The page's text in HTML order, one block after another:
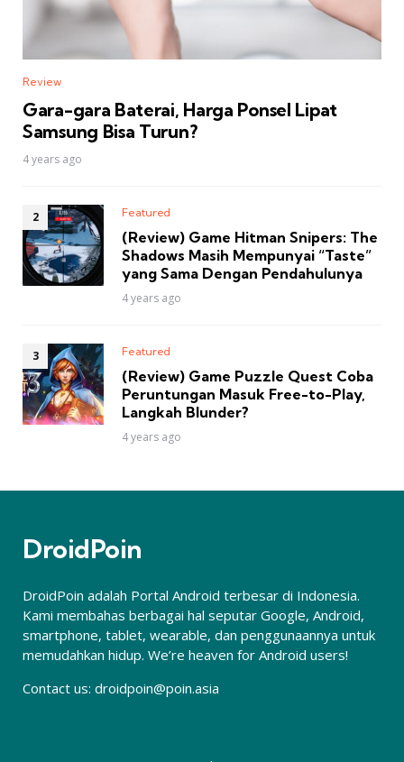
Review
Gara-gara Baterai, Harga Ponsel Lipat
Samsung Bisa Turun?
4 years ago
Featured
(Review) Game Hitman Snipers: The
Shadows Masih Mempunyai “Taste”
yang Sama Dengan Pendahulunya
4 years ago
Featured
(Review) Game Puzzle Quest Coba
Peruntungan Masuk Free-to-Play,
Langkah Blunder?
4 years ago
DroidPoin
DroidPoin adalah Portal Android terbesar di Indonesia.
Kami membahas berbagai hal seputar Google, Android,
smartphone, tablet, wearable, dan penggunaannya untuk
memudahkan hidup. We’re heaven for Android users!
Contact us: droidpoin@poin.asia